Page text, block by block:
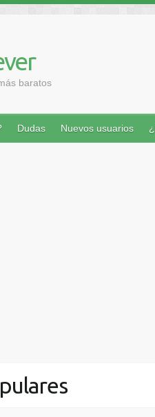
baratos
Dudas Nuevos usuarios